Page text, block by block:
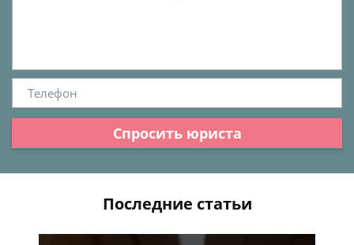
Спросить юриста
Последние статьи